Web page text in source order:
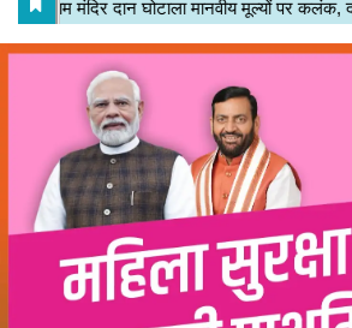
WhatsApp Group
Telegram Group
TRENDING TODAY
FEATURED